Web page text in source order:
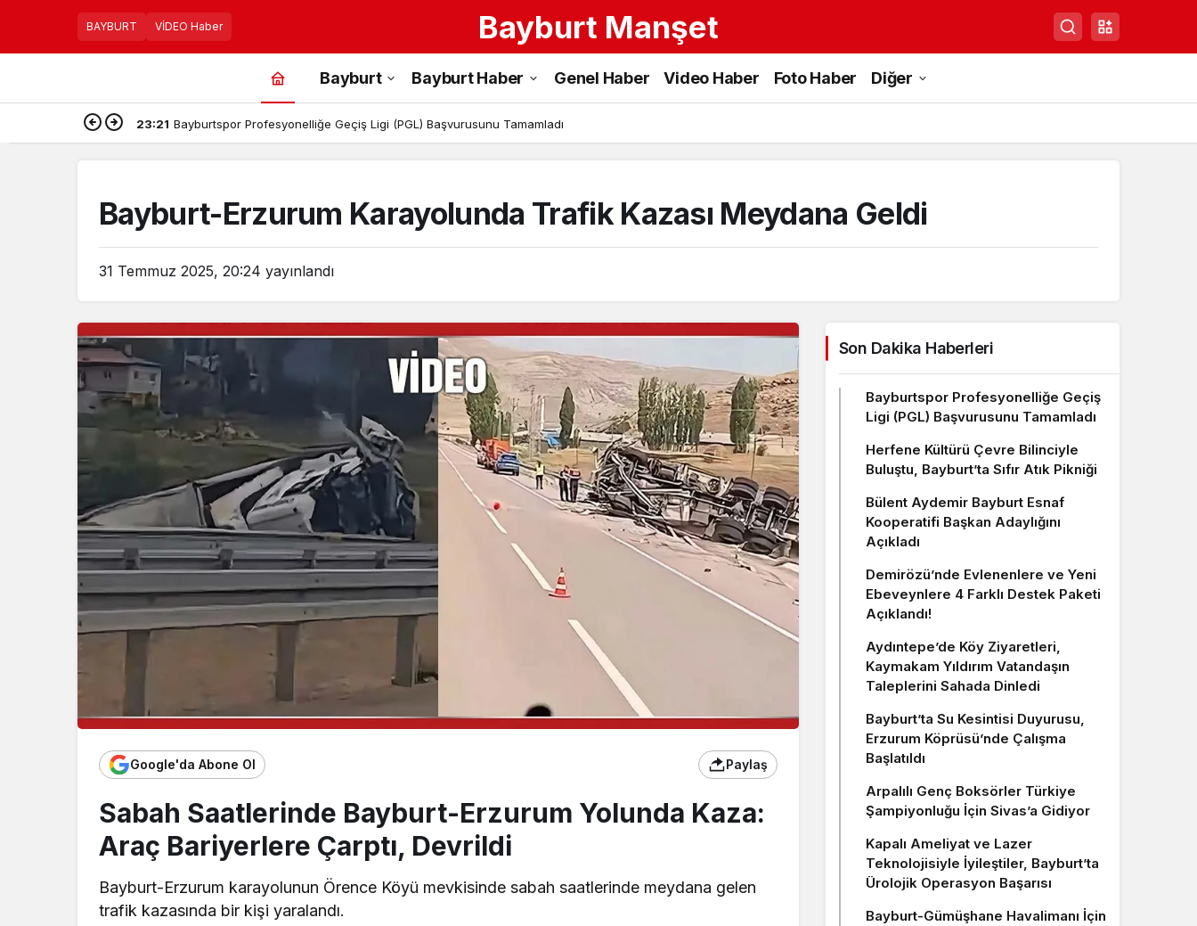
BAYBURT VİDEO Haber Bayburt Manşet
Bayburt Bayburt Haber Genel Haber Video Haber Foto Haber Diğer
23:21 Bayburtspor Profesyonelliğe Geçiş Ligi (PGL) Başvurusunu Tamamladı
Bayburt-Erzurum Karayolunda Trafik Kazası Meydana Geldi
31 Temmuz 2025, 20:24 yayınlandı
Google'da Abone Ol Paylaş
Sabah Saatlerinde Bayburt-Erzurum Yolunda Kaza:
Araç Bariyerlere Çarptı, Devrildi
Bayburt-Erzurum karayolunun Örence Köyü mevkisinde sabah saatlerinde meydana gelen
trafik kazasında bir kişi yaralandı.
Son Dakika Haberleri
Bayburtspor Profesyonelliğe Geçiş
Ligi (PGL) Başvurusunu Tamamladı
Herfene Kültürü Çevre Bilinciyle
Buluştu, Bayburt’ta Sıfır Atık Pikniği
Bülent Aydemir Bayburt Esnaf
Kooperatifi Başkan Adaylığını
Açıkladı
Demirözü’nde Evlenenlere ve Yeni
Ebeveynlere 4 Farklı Destek Paketi
Açıklandı!
Aydıntepe’de Köy Ziyaretleri,
Kaymakam Yıldırım Vatandaşın
Taleplerini Sahada Dinledi
Bayburt’ta Su Kesintisi Duyurusu,
Erzurum Köprüsü’nde Çalışma
Başlatıldı
Arpalılı Genç Boksörler Türkiye
Şampiyonluğu İçin Sivas’a Gidiyor
Kapalı Ameliyat ve Lazer
Teknolojisiyle İyileştiler, Bayburt’ta
Ürolojik Operasyon Başarısı
Bayburt-Gümüşhane Havalimanı İçin